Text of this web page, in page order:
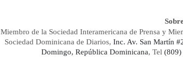
Miembro de la Sociedad Interamericana de Prensa y
Sociedad Dominicana de Diarios, Inc. Av. San Martín
Domingo, República Dominicana, Tel (809)